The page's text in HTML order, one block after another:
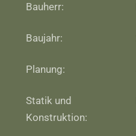
Bauherr:
Baujahr:
Planung:
Statik und
Konstruktion: